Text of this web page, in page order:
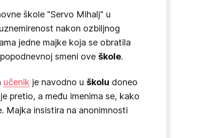
škole "Servo Mihalj" u
nakon ozbiljnog
jedne majke koja se obratila
smeni ove škole.
učenik je navodno u školu doneo
pretio, a među imenima se, kako
Majka insistira na anonimnosti